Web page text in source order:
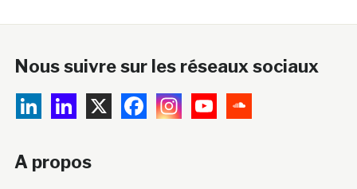
Nous suivre sur les réseaux sociaux
A propos